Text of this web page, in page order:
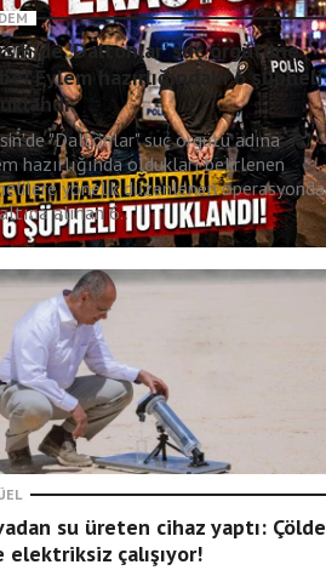
'Daltonlar' suç örgütüne
Eylem hazırlığındaki 6 şüpheli
"Daltonlar" suç örgütü adına
hazırlığında oldukları belirlenen
yönelik düzenlenen operasyonda
alınan 6..
su üreten cihaz yaptı: Çölde
elektriksiz çalışıyor!